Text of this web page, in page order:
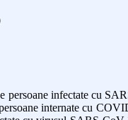
persoane infectate cu
internate cu